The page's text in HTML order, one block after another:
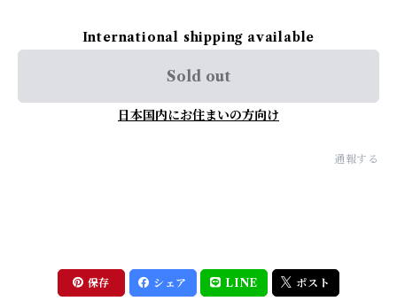
International shipping available
Sold out
日本国内にお住まいの方向け
通報する
保存 シェア LINE ポスト